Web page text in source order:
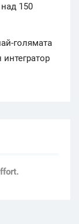
150
голямата